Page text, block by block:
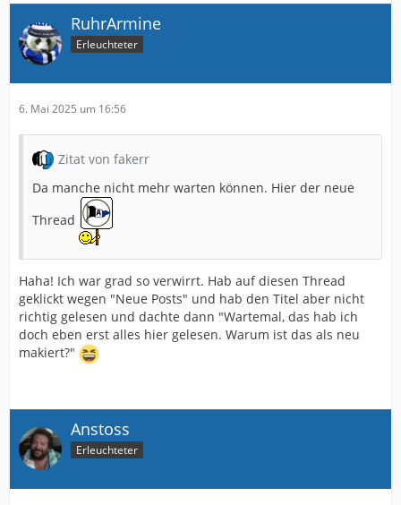
RuhrArmine
Erleuchteter
6. Mai 2025 um 16:56
Zitat von fakerr
Da manche nicht mehr warten können. Hier der neue
Thread
Haha! Ich war grad so verwirrt. Hab auf diesen Thread
geklickt wegen "Neue Posts" und hab den Titel aber nicht
richtig gelesen und dachte dann "Wartemal, das hab ich
doch eben erst alles hier gelesen. Warum ist das als neu
makiert?"
Anstoss
Erleuchteter